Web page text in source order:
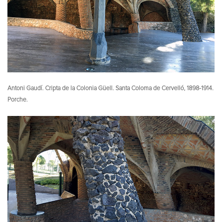
Antoni Gaudí. Cripta de la Colonia Güell. Santa Coloma de Cervelló, 1898-1914.
Porche.